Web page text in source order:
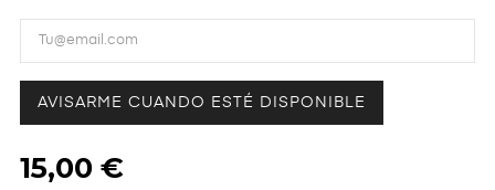
AVISARME CUANDO ESTÉ DISPONIBLE
15,00 €